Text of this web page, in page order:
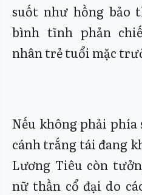
suốt như hồng bảo
bình tĩnh phản
nhân trẻ tuổi mặc
Nếu không phải phía
cánh trắng tái đang
Lương Tiêu còn
nữ thần cổ đại do